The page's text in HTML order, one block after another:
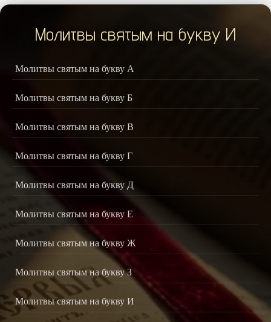
Молитвы святым на букву И
Молитвы святым на букву А
Молитвы святым на букву Б
Молитвы святым на букву В
Молитвы святым на букву Г
Молитвы святым на букву Д
Молитвы святым на букву Е
Молитвы святым на букву Ж
Молитвы святым на букву З
Молитвы святым на букву И